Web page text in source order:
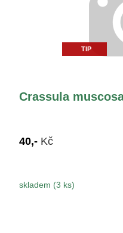
TIP
Crassula
40,- Kč
skladem (3 ks)